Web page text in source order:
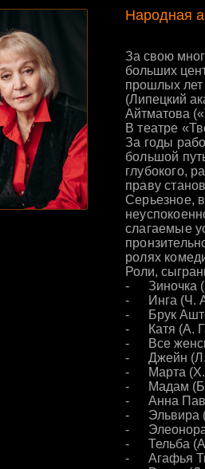
Народная
За свою
больших
прошлых лет
(Липецкий
Айтматова
В театре
За годы
большой
глубокого,
праву
Серьезное,
слагаемые
ролях
Роли,
- Зиночка
- Инга (Ч.
- Брук
- Катя (А.
- Все
- Джейн (Л.
- Марта (Х.
- Мадам (Б.
- Анна
- Эльвира
- Элеонора
- Тельба (А.
- Агафья